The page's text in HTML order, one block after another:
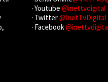
· Youtube @inettvdigital
· Twitter@InetTvDigital
· Facebook